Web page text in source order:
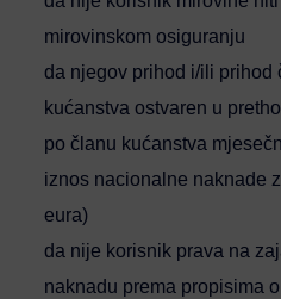
mirovinskom osiguranju
da njegov prihod i/ili prihod
kućanstva ostvaren u
po članu kućanstva
iznos nacionalne naknade
eura)
da nije korisnik prava na
naknadu prema propisima